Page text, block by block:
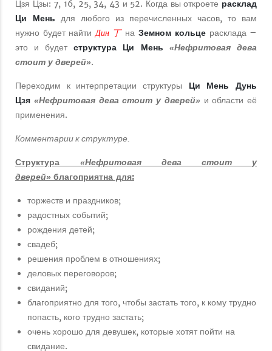
Цзя Цзы: 7, 16, 25, 34, 43 и 52. Когда вы откроете расклад
Ци Мень для любого из перечисленных часов, то вам
нужно будет найтиДин 丁на Земном кольце расклада –
это и будет структура Ци Мень «Нефритовая дева
стоит у дверей».
Переходим к интерпретации структуры Ци Мень Дунь
Цзя «Нефритовая дева стоит у дверей»и области её
применения.
Комментарии к структуре.
Структура «Нефритовая дева стоит у
дверей» благоприятна для:
торжеств и праздников;
радостных событий;
рождения детей;
свадеб;
решения проблем в отношениях;
деловых переговоров;
свиданий;
благоприятно для того, чтобы застать того, к кому трудно
попасть, кого трудно застать;
очень хорошо для девушек, которые хотят пойти на
свидание.